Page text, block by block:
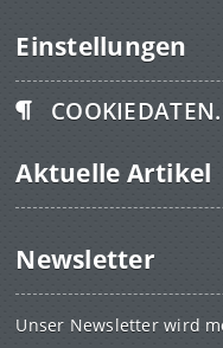
Einstellungen
COOKIEDATEN.
Aktuelle Artikel
Newsletter
Unser Newsletter wird